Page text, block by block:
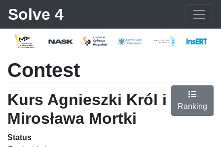
Solve 4
Contest
Kurs Agnieszki Król i
Mirosława Mortki
Ranking
Status